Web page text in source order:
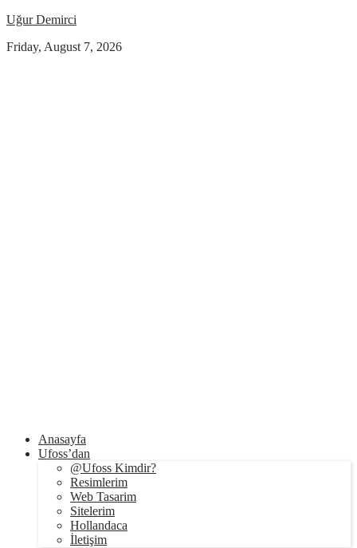
Uğur Demirci
Friday, August 7, 2026
Anasayfa
Ufoss’dan
@Ufoss Kimdir?
Resimlerim
Web Tasarim
Sitelerim
Hollandaca
İletişim